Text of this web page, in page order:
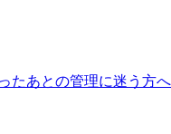
あとの管理に迷う方